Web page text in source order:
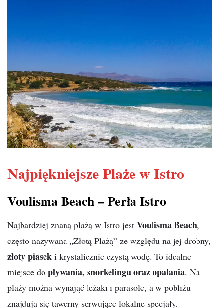
Najpiękniejsze Plaże w Istro
Voulisma Beach – Perła Istro
Najbardziej znaną plażą w Istro jest Voulisma Beach,
często nazywana „Złotą Plażą” ze względu na jej drobny,
złoty piasek i krystalicznie czystą wodę. To idealne
miejsce do pływania, snorkelingu oraz opalania. Na
plaży można wynająć leżaki i parasole, a w pobliżu
znajdują się tawerny serwujące lokalne specjały.